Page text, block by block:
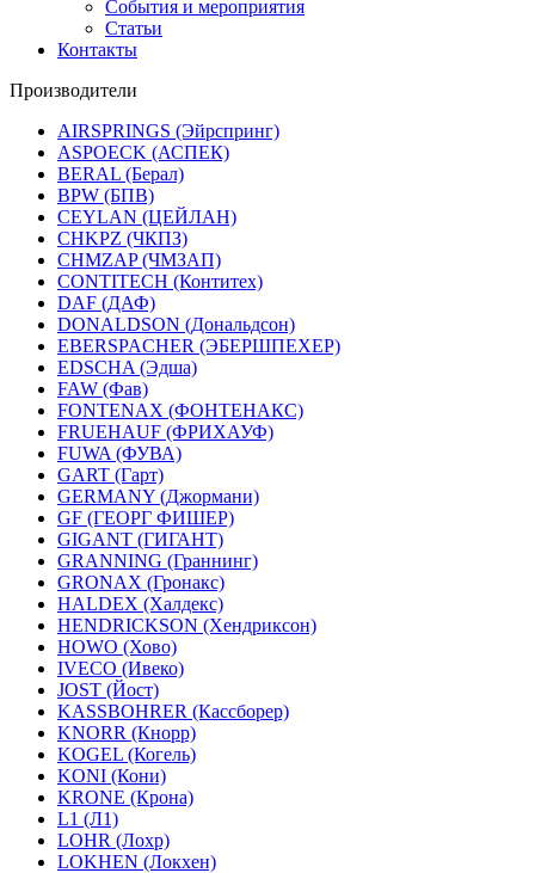
События и мероприятия
Статьи
Контакты
Производители
AIRSPRINGS (Эйрспринг)
ASPOECK (АСПЕК)
BERAL (Берал)
BPW (БПВ)
CEYLAN (ЦЕЙЛАН)
CHKPZ (ЧКПЗ)
CHMZAP (ЧМЗАП)
CONTITECH (Контитех)
DAF (ДАФ)
DONALDSON (Дональдсон)
EBERSPACHER (ЭБЕРШПЕХЕР)
EDSCHA (Эдша)
FAW (Фав)
FONTENAX (ФОНТЕНАКС)
FRUEHAUF (ФРИХАУФ)
FUWA (ФУВА)
GART (Гарт)
GERMANY (Джормани)
GF (ГЕОРГ ФИШЕР)
GIGANT (ГИГАНТ)
GRANNING (Граннинг)
GRONAX (Гронакс)
HALDEX (Халдекс)
HENDRICKSON (Хендриксон)
HOWO (Хово)
IVECO (Ивеко)
JOST (Йост)
KASSBOHRER (Касcборер)
KNORR (Кнорр)
KOGEL (Когель)
KONI (Кони)
KRONE (Крона)
L1 (Л1)
LOHR (Лохр)
LOKHEN (Локхен)